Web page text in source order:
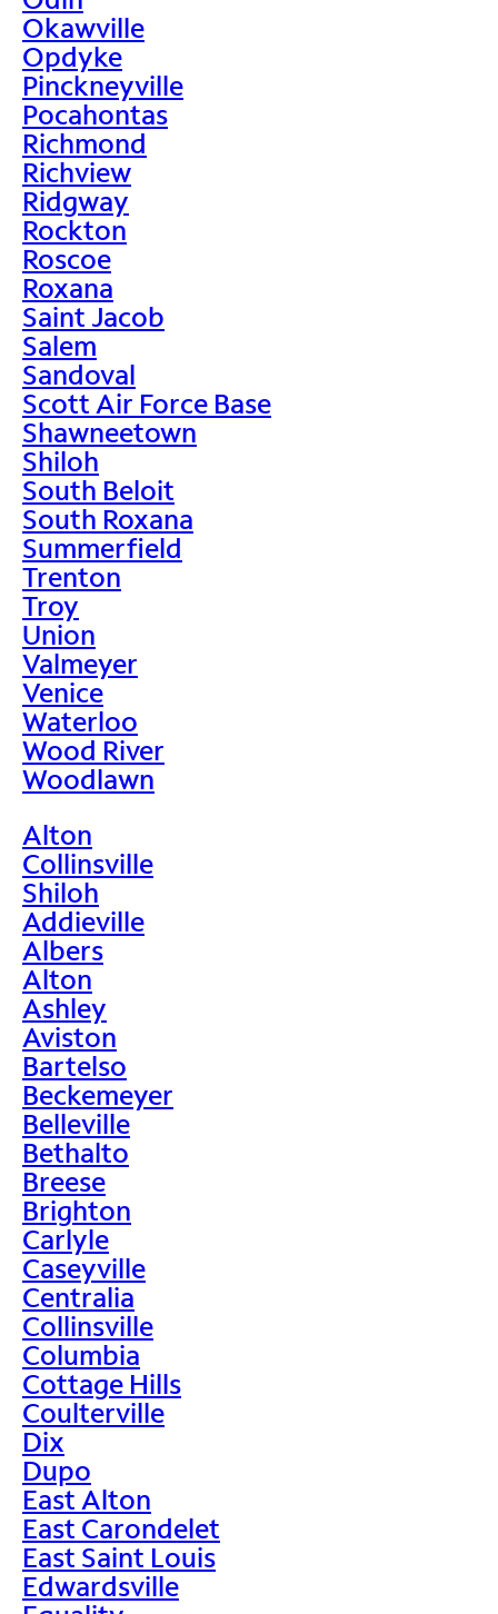
Okawville
Opdyke
Pinckneyville
Pocahontas
Richmond
Richview
Ridgway
Rockton
Roscoe
Roxana
Saint Jacob
Salem
Sandoval
Scott Air Force Base
Shawneetown
Shiloh
South Beloit
South Roxana
Summerfield
Trenton
Troy
Union
Valmeyer
Venice
Waterloo
Wood River
Woodlawn
Alton
Collinsville
Shiloh
Addieville
Albers
Alton
Ashley
Aviston
Bartelso
Beckemeyer
Belleville
Bethalto
Breese
Brighton
Carlyle
Caseyville
Centralia
Collinsville
Columbia
Cottage Hills
Coulterville
Dix
Dupo
East Alton
East Carondelet
East Saint Louis
Edwardsville